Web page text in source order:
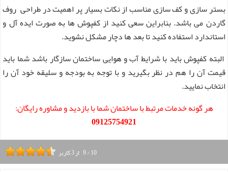
بستر سازی و کف سازی مناسب از نکات بسیار پر اهمیت در طراحی روف
گاردن می باشد. بنابراین سعی کنید از کفپوش ها به صورت ایده آل و
استاندارد استفاده کنید تا بعد ها دچار مشکل نشوید.
البته کفپوش باید با شرایط آب و هوایی ساختمان سازگار باشد شما باید
قیمت آن را هم در نظر بگیرید و با توجه به بودجه و سلیقه خود آن را
انتخاب نمایید.
هر گونه خدمات مرتبط با ساختمان شما با بازدید و مشاوره رایگان:
09125754921
9/10 از3کاربر